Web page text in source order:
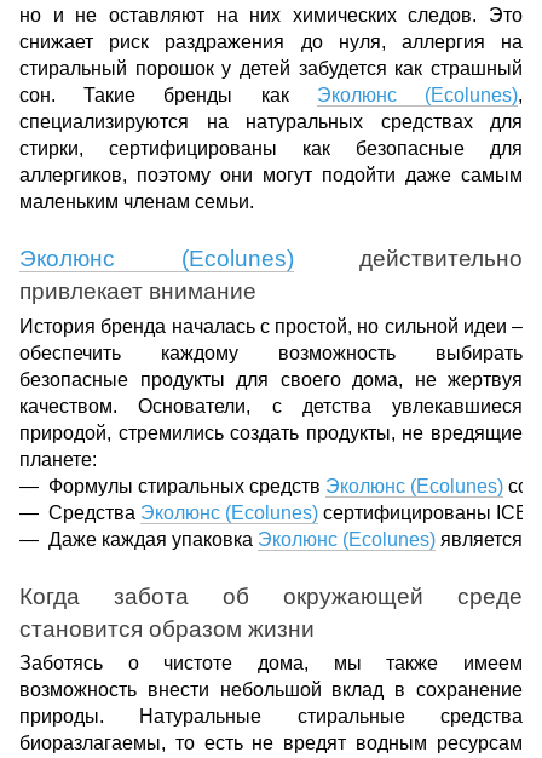
но и не оставляют на них химических следов. Это
снижает риск раздражения до нуля, аллергия на
стиральный порошок у детей забудется как страшный
сон. Такие бренды как Эколюнс (Ecolunes),
специализируются на натуральных средствах для
стирки, сертифицированы как безопасные для
аллергиков, поэтому они могут подойти даже самым
маленьким членам семьи.
Эколюнс (Ecolunes) действительно
привлекает внимание
История бренда началась с простой, но сильной идеи –
обеспечить каждому возможность выбирать
безопасные продукты для своего дома, не жертвуя
качеством. Основатели, с детства увлекавшиеся
природой, стремились создать продукты, не вредящие
планете:
Формулы стиральных средств Эколюнс (Ecolunes)
Средства Эколюнс (Ecolunes) сертифицированы ICEA
Даже каждая упаковка Эколюнс (Ecolunes) является
Когда забота об окружающей среде
становится образом жизни
Заботясь о чистоте дома, мы также имеем
возможность внести небольшой вклад в сохранение
природы. Натуральные стиральные средства
биоразлагаемы, то есть не вредят водным ресурсам